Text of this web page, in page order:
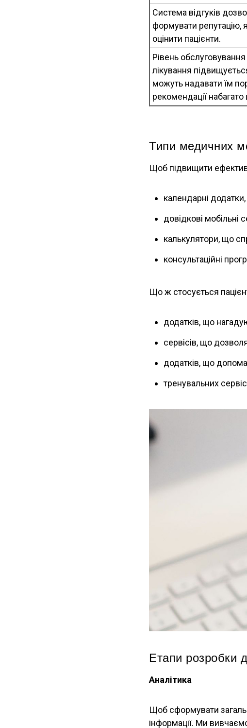
Система відгуків
формувати
оцінити пацієнти.
Рівень обслуговування
лікування
можуть надавати їм
рекомендації
Типи медичних
Щоб підвищити
календарні
довідкові мобільні
калькулятори, що
консультаційні
Що ж стосується
додатків, що
сервісів, що
додатків, що
тренувальних
Етапи розробки
Аналітика
Щоб сформувати
інформації. Ми